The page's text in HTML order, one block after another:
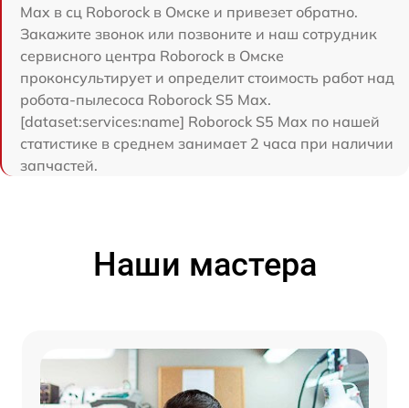
Max в сц Roborock в Омске и привезет обратно.
Закажите звонок или позвоните и наш сотрудник
сервисного центра Roborock в Омске
проконсультирует и определит стоимость работ над
робота-пылесоса Roborock S5 Max.
[dataset:services:name] Roborock S5 Max по нашей
статистике в среднем занимает 2 часа при наличии
запчастей.
Наши мастера